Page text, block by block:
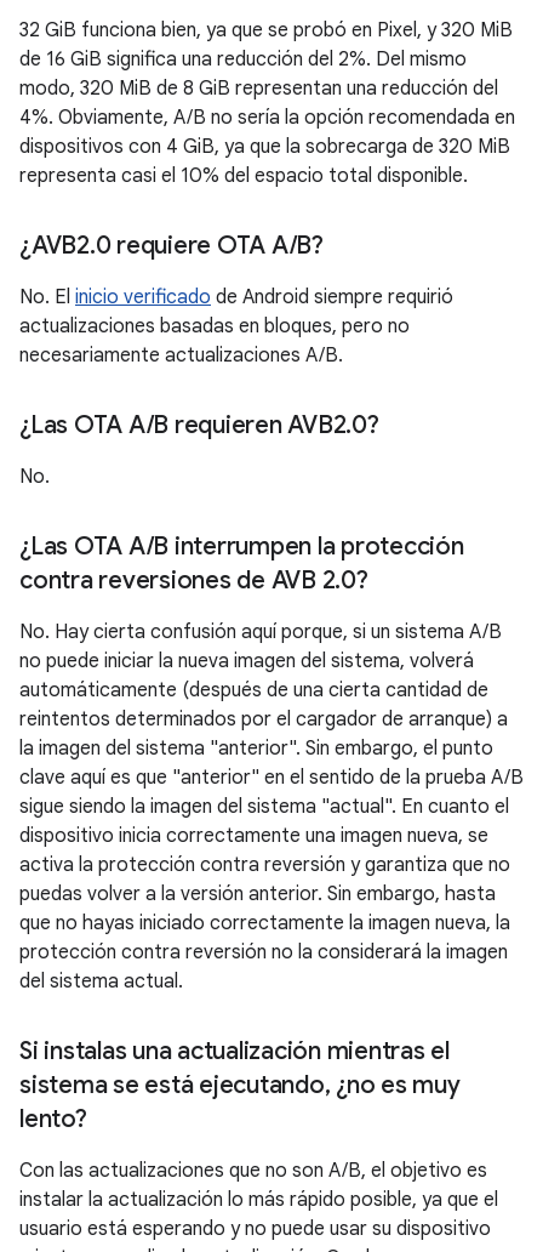
32 GiB funciona bien, ya que se probó en Pixel, y 320 MiB
de 16 GiB significa una reducción del 2%. Del mismo
modo, 320 MiB de 8 GiB representan una reducción del
4%. Obviamente, A/B no sería la opción recomendada en
dispositivos con 4 GiB, ya que la sobrecarga de 320 MiB
representa casi el 10% del espacio total disponible.
¿AVB2.0 requiere OTA A/B?
No. El inicio verificado de Android siempre requirió
actualizaciones basadas en bloques, pero no
necesariamente actualizaciones A/B.
¿Las OTA A/B requieren AVB2.0?
No.
¿Las OTA A/B interrumpen la protección
contra reversiones de AVB 2.0?
No. Hay cierta confusión aquí porque, si un sistema A/B
no puede iniciar la nueva imagen del sistema, volverá
automáticamente (después de una cierta cantidad de
reintentos determinados por el cargador de arranque) a
la imagen del sistema "anterior". Sin embargo, el punto
clave aquí es que "anterior" en el sentido de la prueba A/B
sigue siendo la imagen del sistema "actual". En cuanto el
dispositivo inicia correctamente una imagen nueva, se
activa la protección contra reversión y garantiza que no
puedas volver a la versión anterior. Sin embargo, hasta
que no hayas iniciado correctamente la imagen nueva, la
protección contra reversión no la considerará la imagen
del sistema actual.
Si instalas una actualización mientras el
sistema se está ejecutando, ¿no es muy
lento?
Con las actualizaciones que no son A/B, el objetivo es
instalar la actualización lo más rápido posible, ya que el
usuario está esperando y no puede usar su dispositivo